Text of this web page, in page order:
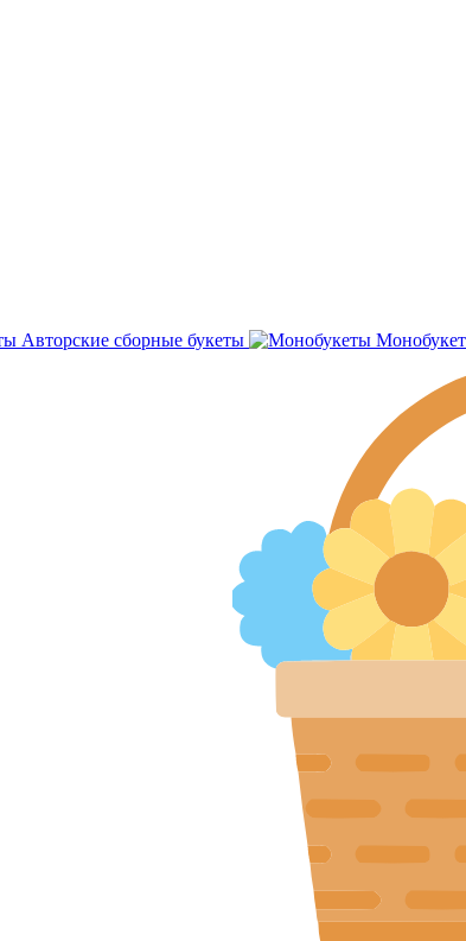
Авторские сборные букеты